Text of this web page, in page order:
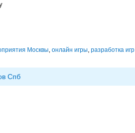
Москвы, онлайн игры, разработка игр
Спб